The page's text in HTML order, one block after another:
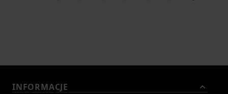
INFORMACJE